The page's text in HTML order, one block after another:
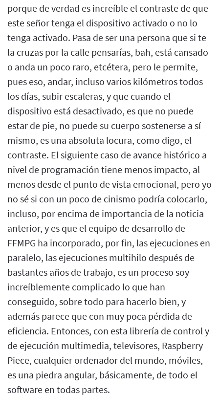
porque de verdad es increíble el contraste de que
este señor tenga el dispositivo activado o no lo
tenga activado. Pasa de ser una persona que si te
la cruzas por la calle pensarías, bah, está cansado
o anda un poco raro, etcétera, pero le permite,
pues eso, andar, incluso varios kilómetros todos
los días, subir escaleras, y que cuando el
dispositivo está desactivado, es que no puede
estar de pie, no puede su cuerpo sostenerse a sí
mismo, es una absoluta locura, como digo, el
contraste. El siguiente caso de avance histórico a
nivel de programación tiene menos impacto, al
menos desde el punto de vista emocional, pero yo
no sé si con un poco de cinismo podría colocarlo,
incluso, por encima de importancia de la noticia
anterior, y es que el equipo de desarrollo de
FFMPG ha incorporado, por fin, las ejecuciones en
paralelo, las ejecuciones multihilo después de
bastantes años de trabajo, es un proceso soy
increíblemente complicado lo que han
conseguido, sobre todo para hacerlo bien, y
además parece que con muy poca pérdida de
eficiencia. Entonces, con esta librería de control y
de ejecución multimedia, televisores, Raspberry
Piece, cualquier ordenador del mundo, móviles,
es una piedra angular, básicamente, de todo el
software en todas partes.